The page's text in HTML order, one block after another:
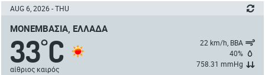
AUG 6, 2026 - THU
ΜΟΝΕΜΒΑΣΙΆ, ΕΛΛΆΔΑ
33°C
αίθριος καιρός
22 km/h, ΒΒΑ
40%
758.31 mmHg